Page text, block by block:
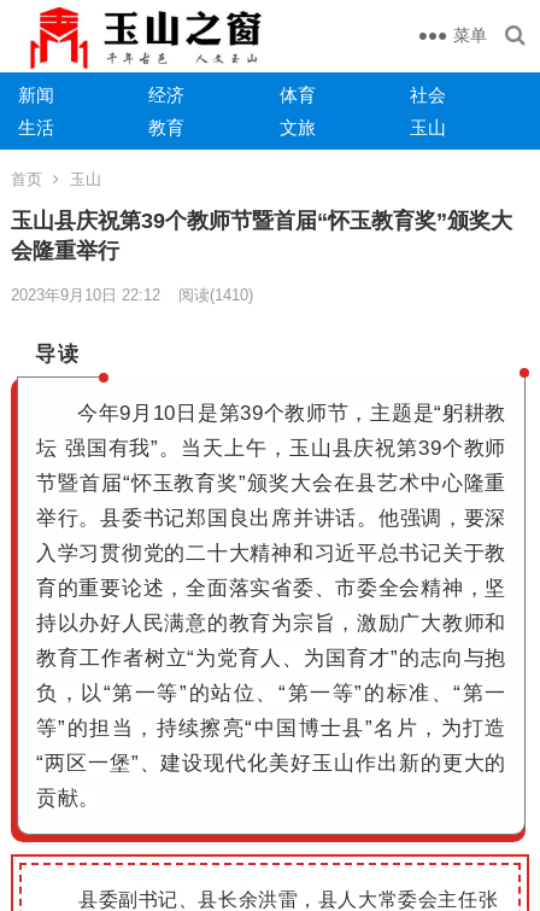
菜单
新闻 经济 体育
社会
生活
教育 文旅 玉山
首页 玉山
玉山县庆祝第39个教师节暨首届“怀玉教育奖”颁奖大
会隆重举行
2023年9月10日 22:12 阅读(1410)
导读
今年9月10日是第39个教师节，主题是“躬耕教
坛 强国有我”。 当天上午， 玉山县庆祝第39个教师
节暨首届“怀玉教育奖”颁奖大会在县艺术中心隆重
举行。县委书记郑国良出席并讲话。 他强调，要深
入学习贯彻党的二十大精神和习近平总书记关于教
育的重要论述，全面落实省委、市委全会精神，坚
持以办好人民满意的教育为宗旨，激励广大教师和
教育工作者树立“为党育人、为国育才”的志向与抱
负，以“第一等”的站位、“第一等”的标准、“第一
等”的担当，持续擦亮“中国博士县”名片，为打造
“两区一堡”、建设现代化美好玉山作出新的更大的
贡献。
县委副书记、县长余洪雷，县人大常委会主任张